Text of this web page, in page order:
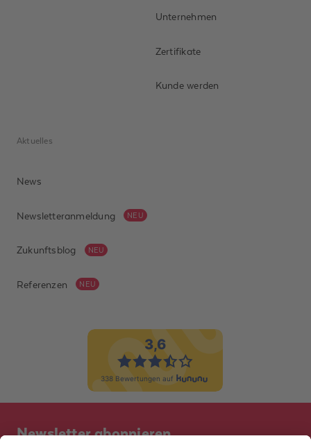
Unternehmen
Zertifikate
Kunde werden
Aktuelles
News
Newsletteranmeldung NEU
Zukunftsblog NEU
Referenzen NEU
Newsletter abonnieren